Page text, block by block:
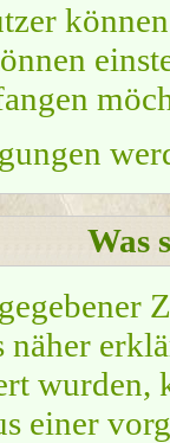
Was
näher
wurden,
einer